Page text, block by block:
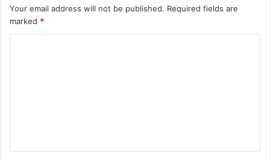
Your email address will not be published. Required fields are
marked *
t